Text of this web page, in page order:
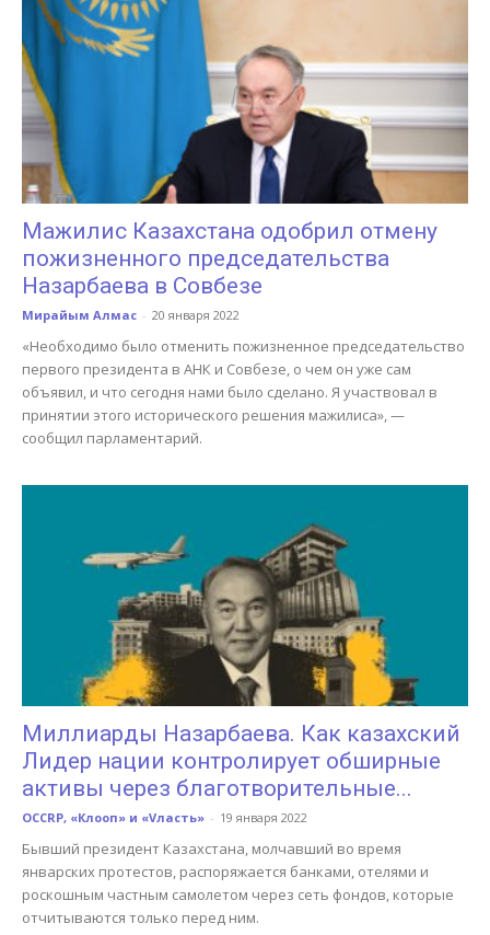
Мажилис Казахстана одобрил отмену
пожизненного председательства
Назарбаева в Совбезе
Мирайым Алмас - 20 января 2022
«Необходимо было отменить пожизненное председательство
первого президента в АНК и Совбезе, о чем он уже сам
объявил, и что сегодня нами было сделано. Я участвовал в
принятии этого исторического решения мажилиса», —
сообщил парламентарий.
Миллиарды Назарбаева. Как казахский
Лидер нации контролирует обширные
активы через благотворительные...
OCCRP, «Клооп» и «Vласть» - 19 января 2022
Бывший президент Казахстана, молчавший во время
январских протестов, распоряжается банками, отелями и
роскошным частным самолетом через сеть фондов, которые
отчитываются только перед ним.